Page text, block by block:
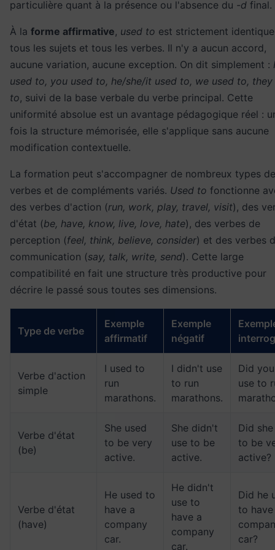
particulière quant à la présence ou l'absence du -d final.
À la forme affirmative, used to est strictement
tous les sujets et tous les verbes. Il n'y a aucun accord,
aucune variation, aucune exception. On dit simplement : I
used to, you used to, he/she/it used to, we used to, they
to, suivi de la base verbale du verbe principal. Cette
uniformité absolue est un avantage pédagogique réel :
fois la structure mémorisée, elle s'applique sans aucune
modification contextuelle.
La formation peut s'accompagner de nombreux types de
verbes et de compléments variés. Used to fonctionne
des verbes d'action (run, work, play, travel, visit), des
d'état (be, have, know, live, love, hate), des verbes de
perception (feel, think, believe, consider) et des verbes
communication (say, talk, write, send). Cette large
compatibilité en fait une structure très productive pour
décrire le passé sous toutes ses dimensions.
Type de verbe
Exemple
affirmatif
Exemple
négatif
Verbe d'action
simple
I used to
run
marathons.
I didn't use
to run
marathons.
Did you
use to
Verbe d'état
(be)
She used
to be very
active.
She didn't
use to be
active.
Did
to be
active?
Verbe d'état
(have)
He used to
have a
company
car.
He didn't
use to
have a
company
car.
Did he
to
car?